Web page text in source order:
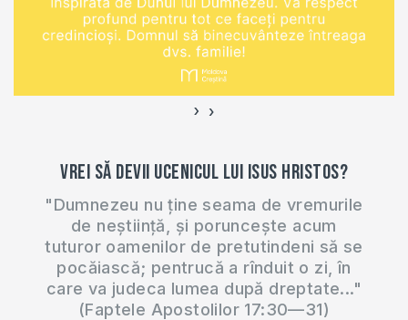
http://bit.ly/2m6kaNo
Participanții taberei
parcursul taberei,
Dumnezeu. Această
scrisă…
‹ ›
Vrei să devii ucenicul lui Isus Hristos?
"Dumnezeu nu ține seama de vremurile
de neștiință, și poruncește acum
tuturor oamenilor de pretutindeni să se
pocăiască; pentrucă a rînduit o zi, în
care va judeca lumea după dreptate..."
(Faptele Apostolilor 17:30—31)